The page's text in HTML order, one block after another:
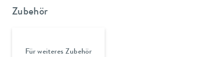
Zubehör
Für weiteres Zubehör